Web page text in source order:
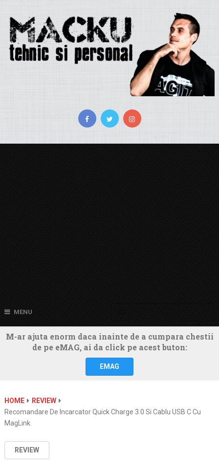
MENU
M-ar ajuta enorm daca inainte de a cumpara chestii
de pe eMAG, ai da click pe acest buton:
EMAG
HOME
REVIEW
Recomandare De Incarcator Quick Charge 3.0 Si Cablu USB C Cu
MagLink.
REVIEW